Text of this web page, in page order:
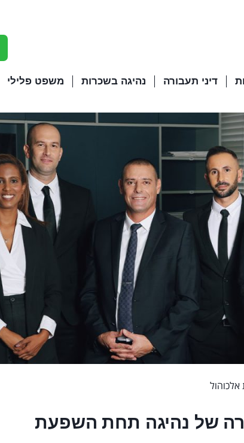
דיני תעבורה נהיגה בשכרות משפט פלילי
של נהיגה תחת השפעת